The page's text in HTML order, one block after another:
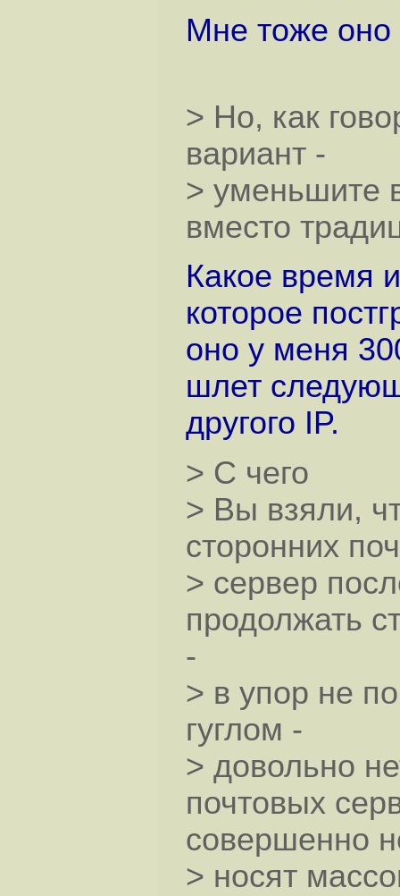
Мне тоже оно
> Но, как
вариант -
> уменьшите
вместо
Какое время
которое
оно у меня
шлет
другого IP.
> С чего
> Вы взяли,
сторонних
> сервер
продолжать
-
> в упор не
гуглом -
> довольно
почтовых
совершенно
> носят